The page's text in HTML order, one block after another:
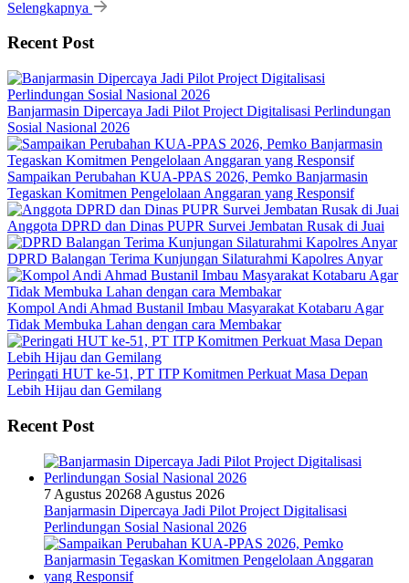
Selengkapnya
Recent Post
Banjarmasin Dipercaya Jadi Pilot Project Digitalisasi Perlindungan
Sosial Nasional 2026
Sampaikan Perubahan KUA-PPAS 2026, Pemko Banjarmasin
Tegaskan Komitmen Pengelolaan Anggaran yang Responsif
Anggota DPRD dan Dinas PUPR Survei Jembatan Rusak di Juai
DPRD Balangan Terima Kunjungan Silaturahmi Kapolres Anyar
Kompol Andi Ahmad Bustanil Imbau Masyarakat Kotabaru Agar
Tidak Membuka Lahan dengan cara Membakar
Peringati HUT ke-51, PT ITP Komitmen Perkuat Masa Depan
Lebih Hijau dan Gemilang
Recent Post
7 Agustus 20268 Agustus 2026
Banjarmasin Dipercaya Jadi Pilot Project Digitalisasi
Perlindungan Sosial Nasional 2026